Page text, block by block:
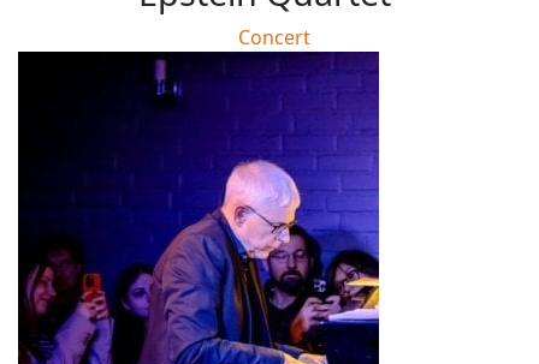
Concert